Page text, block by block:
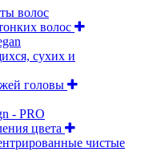
волос
волос
сухих и
головы
- PRO
цвета
чистые